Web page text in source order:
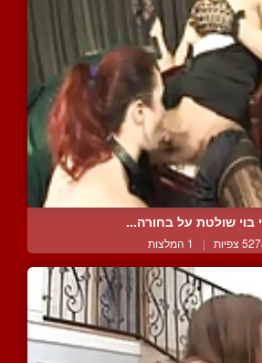
בוי שולטת על בחורה...
צפיות | 1 המלצות